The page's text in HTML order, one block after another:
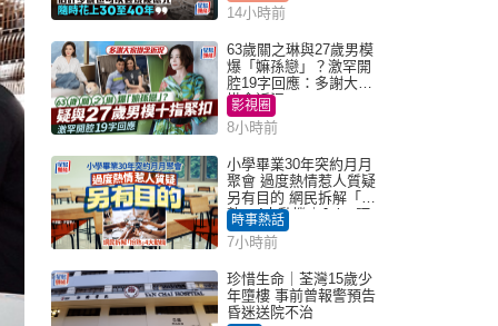
14小時前
63歲關之琳與27歲男模
爆「嫲孫戀」？激罕開
腔19字回應：多謝大家
掛念近況
影視圈
8小時前
小學畢業30年突約月月
聚會 過度熱情惹人質疑
另有目的 網民拆解「扮
熟」4大動機｜Juicy叮
時事熱話
7小時前
珍惜生命｜荃灣15歲少
年墮樓 事前曾報警預告
昏迷送院不治